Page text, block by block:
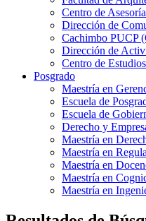
Centro de
Dirección de
Cachimbo PUCP
Dirección de
Centro de
Posgrado
Maestría en
Escuela de
Escuela de
Derecho y
Maestría en
Maestría en
Maestría en
Maestría en
Maestría en